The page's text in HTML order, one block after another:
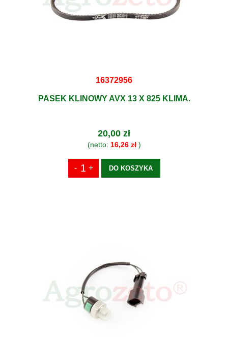
16372956
PASEK KLINOWY AVX 13 X 825 KLIMA.
20,00 zł
(netto: 16,26 zł)
DO KOSZYKA